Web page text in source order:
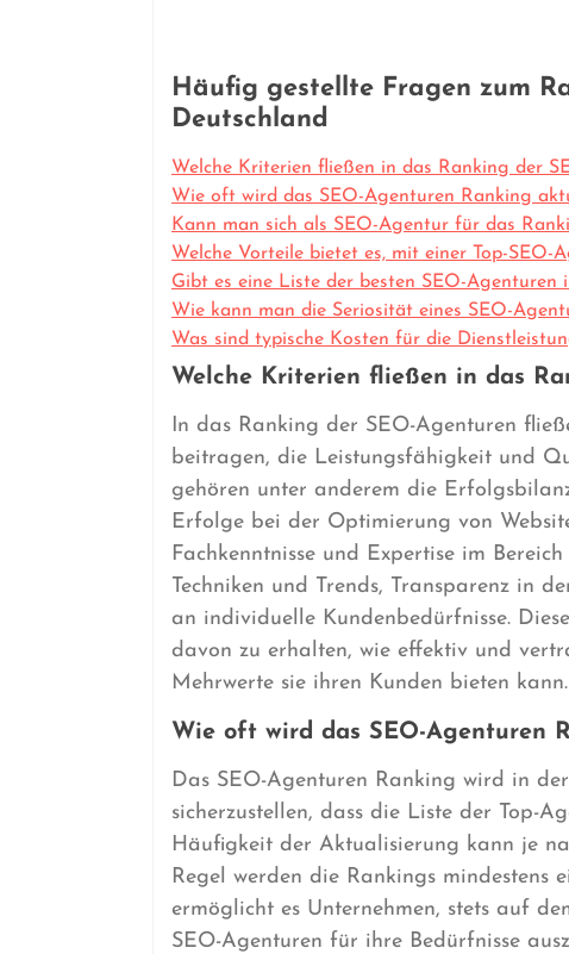
Häufig gestellte Fragen zum
Deutschland
Welche Kriterien fließen in das Ranking der
Wie oft wird das SEO-Agenturen Ranking
Kann man sich als SEO-Agentur für das
Welche Vorteile bietet es, mit einer Top-SEO-
Gibt es eine Liste der besten SEO-Agenturen
Wie kann man die Seriosität eines SEO-
Was sind typische Kosten für die
Welche Kriterien fließen in das
In das Ranking der SEO-Agenturen
beitragen, die Leistungsfähigkeit und
gehören unter anderem die
Erfolge bei der Optimierung von
Fachkenntnisse und Expertise im
Techniken und Trends, Transparenz in
an individuelle Kundenbedürfnisse.
davon zu erhalten, wie effektiv und
Mehrwerte sie ihren Kunden bieten kann.
Wie oft wird das SEO-Agenturen
Das SEO-Agenturen Ranking wird in
sicherzustellen, dass die Liste der Top-
Häufigkeit der Aktualisierung kann je
Regel werden die Rankings
ermöglicht es Unternehmen, stets auf
SEO-Agenturen für ihre Bedürfnisse